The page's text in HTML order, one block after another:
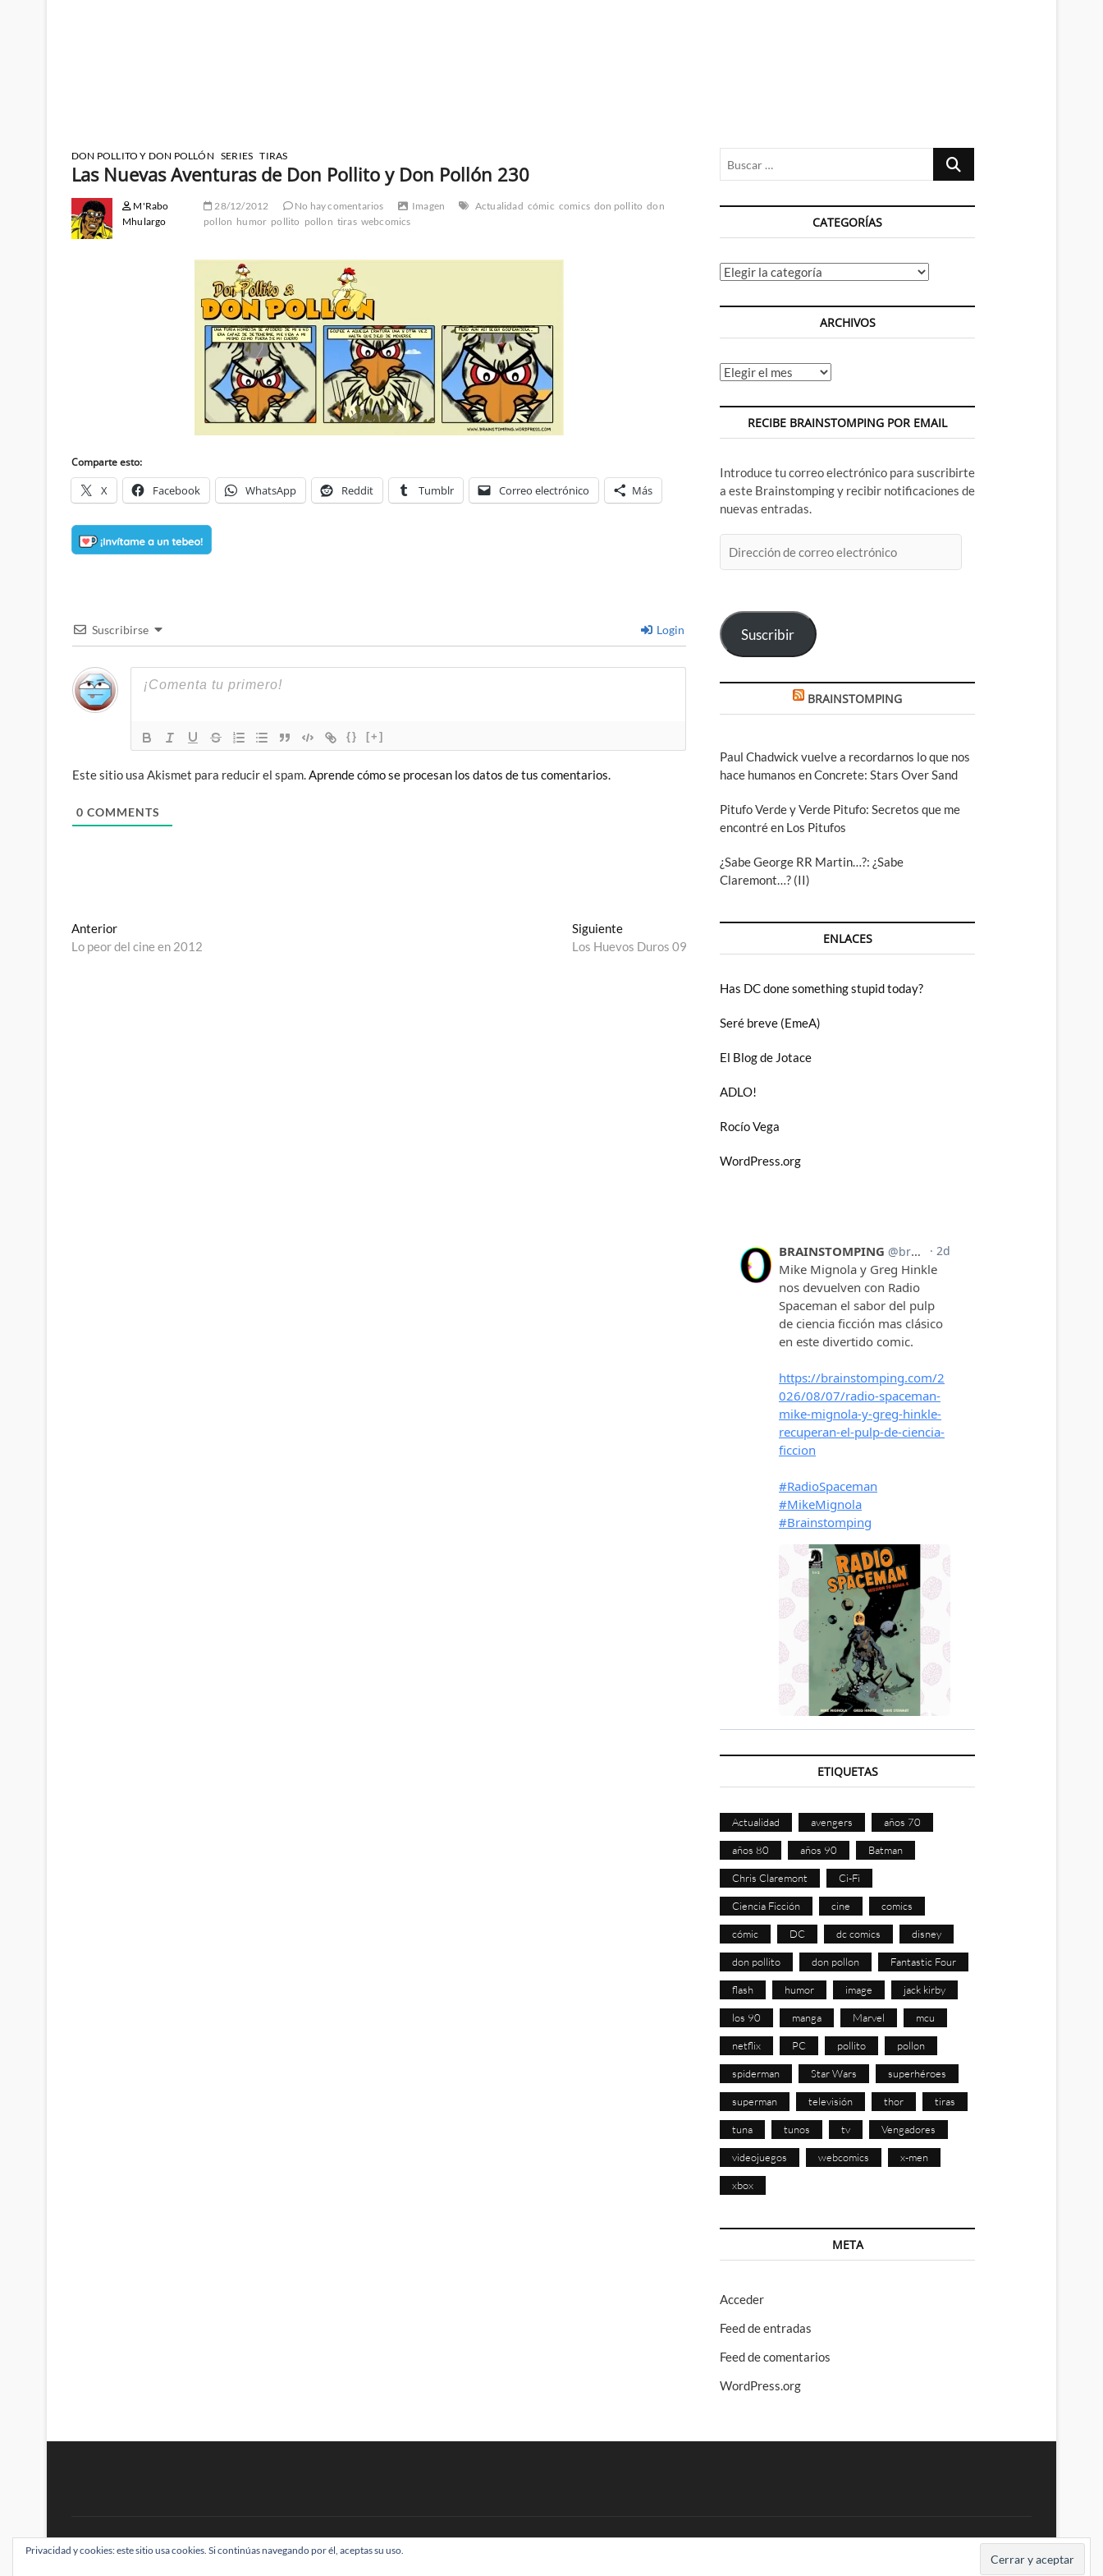
DON POLLITO Y DON POLLÓN SERIES TIRAS
Las Nuevas Aventuras de Don Pollito y Don Pollón 230
M'Rabo
Mhulargo
28/12/2012 No hay comentarios Imagen Actualidad cómic comics don pollito don
pollon humor pollito pollon tiras webcomics
Comparte esto:
X Facebook WhatsApp Reddit Tumblr Correo electrónico Más
Suscribirse Login
{} [+]
Este sitio usa Akismet para reducir el spam.Aprende cómo se procesan los datos de tus comentarios.
0 COMMENTS
Navegación
de
AnteriorEntrada
anterior:
Lo peor del cine en 2012
SiguienteEntrada
siguiente:
Los Huevos Duros 09
Buscar
CATEGORÍAS
Categorías
ARCHIVOS
Archivos
RECIBE BRAINSTOMPING POR EMAIL
Introduce tu correo electrónico para suscribirte
a este Brainstomping y recibir notificaciones de
nuevas entradas.
de
Suscribir
BRAINSTOMPING
Paul Chadwick vuelve a recordarnos lo que nos
hace humanos en Concrete: Stars Over Sand
Pitufo Verde y Verde Pitufo: Secretos que me
encontré en Los Pitufos
¿Sabe George RR Martin…?: ¿Sabe
Claremont…? (II)
ENLACES
Has DC done something stupid today?
Seré breve (EmeA)
El Blog de Jotace
ADLO!
Rocío Vega
WordPress.org
ETIQUETAS
Actualidad avengers años 70
años 80 años 90 Batman
Chris Claremont Ci-Fi
Ciencia Ficción cine comics
cómic DC dc comics disney
don pollito don pollon Fantastic Four
flash humor image jack kirby
los 90 manga Marvel mcu
netflix PC pollito pollon
spiderman Star Wars superhéroes
superman televisión thor tiras
tuna tunos tv Vengadores
videojuegos webcomics x-men
xbox
META
Acceder
Feed de entradas
Feed de comentarios
WordPress.org
BRAINSTOMPING| Diseñado por:Theme Freesia|WordPress| © Todos los derechos reservados
Privacidad y cookies: este sitio usa cookies. Si continúas navegando por él, aceptas su uso.